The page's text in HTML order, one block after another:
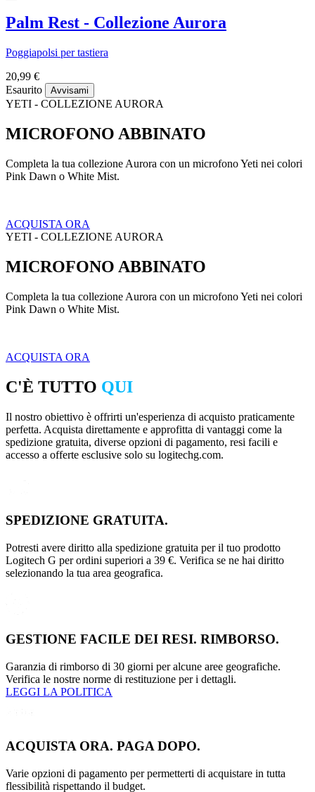
Palm Rest - Collezione Aurora
Poggiapolsi per tastiera
20,99 €
Esaurito
Avvisami
YETI - COLLEZIONE AURORA
MICROFONO ABBINATO
Completa la tua collezione Aurora con un microfono Yeti nei colori
Pink Dawn o White Mist.
ACQUISTA ORA
YETI - COLLEZIONE AURORA
MICROFONO ABBINATO
Completa la tua collezione Aurora con un microfono Yeti nei colori
Pink Dawn o White Mist.
ACQUISTA ORA
C'È TUTTO QUI
Il nostro obiettivo è offrirti un'esperienza di acquisto praticamente
perfetta. Acquista direttamente e approfitta di vantaggi come la
spedizione gratuita, diverse opzioni di pagamento, resi facili e
accesso a offerte esclusive solo su logitechg.com.
SPEDIZIONE GRATUITA.
Potresti avere diritto alla spedizione gratuita per il tuo prodotto
Logitech G per ordini superiori a 39 €. Verifica se ne hai diritto
selezionando la tua area geografica.
GESTIONE FACILE DEI RESI. RIMBORSO.
Garanzia di rimborso di 30 giorni per alcune aree geografiche.
Verifica le nostre norme di restituzione per i dettagli.
LEGGI LA POLITICA
ACQUISTA ORA. PAGA DOPO.
Varie opzioni di pagamento per permetterti di acquistare in tutta
flessibilità rispettando il budget.